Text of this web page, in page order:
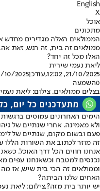
English
X
אוכל
מתכונים
הממולאים האלה מגדירים מחדש
ממולאים זה בית, זה רגש, זאת
האלו מכל זה יחד?
ליאת נעמי שירית
21/10/2025, 12:02
,עודכן2025, 12:02
0השמעה
בצלים ממולאים. צילום: ליאת
הימים האחרונים עמוסים
ולא מאמינה. אחרי שנתיים של
פעם ובשום מקום, שנתיים של
זה מוזר לכתוב את השורות הללו
אנחנו חווים הכל דרך האוכל.
נכנסים למטבח וכשאנחנו עפים
וממולאים זה הכי בית שיש, אז
האחים שלנו הביתה?
יש יותר בית מזה?,צילום: ליאת